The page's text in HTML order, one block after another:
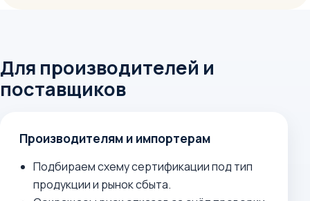
Для производителей и
поставщиков
Производителям и импортерам
Подбираем схему сертификации под тип
продукции и рынок сбыта.